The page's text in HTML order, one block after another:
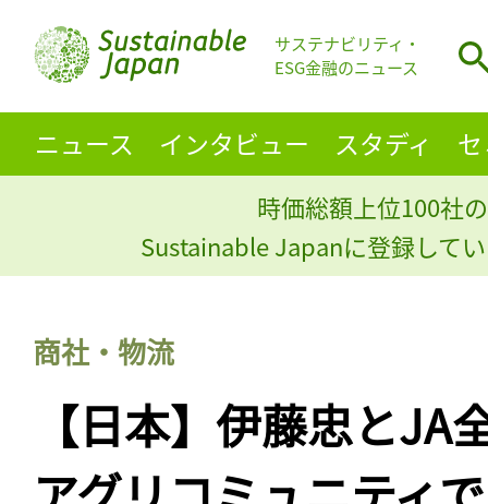
サステナビリティ・
ESG金融のニュース
ニュース インタビュー スタディ
時価総額上位100社
Sustainable Japanに登録して
商社・物流
【日本】伊藤忠とJA